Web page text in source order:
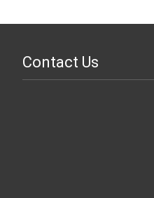
Contact Us